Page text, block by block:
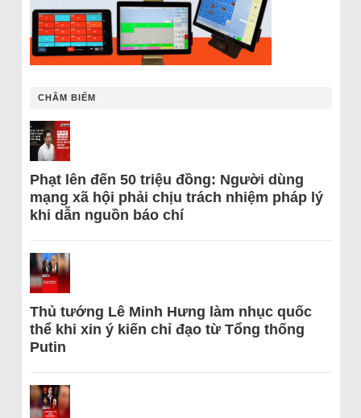
CHÂM BIẾM
Phạt lên đến 50 triệu đồng: Người dùng
mạng xã hội phải chịu trách nhiệm pháp lý
khi dẫn nguồn báo chí
Thủ tướng Lê Minh Hưng làm nhục quốc
thể khi xin ý kiến chỉ đạo từ Tổng thống
Putin